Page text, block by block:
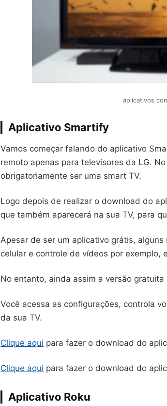
aplicativos
Aplicativo Smartify
Vamos começar falando do aplicativo
remoto apenas para televisores da LG.
obrigatoriamente ser uma smart TV.
Logo depois de realizar o download do
que também aparecerá na sua TV, para
Apesar de ser um aplicativo grátis,
celular e controle de vídeos por exemplo,
No entanto, ainda assim a versão gratuita
Você acessa as configurações, controla
da sua TV.
Clique aqui para fazer o download do
Clique aqui para fazer o download do
Aplicativo Roku